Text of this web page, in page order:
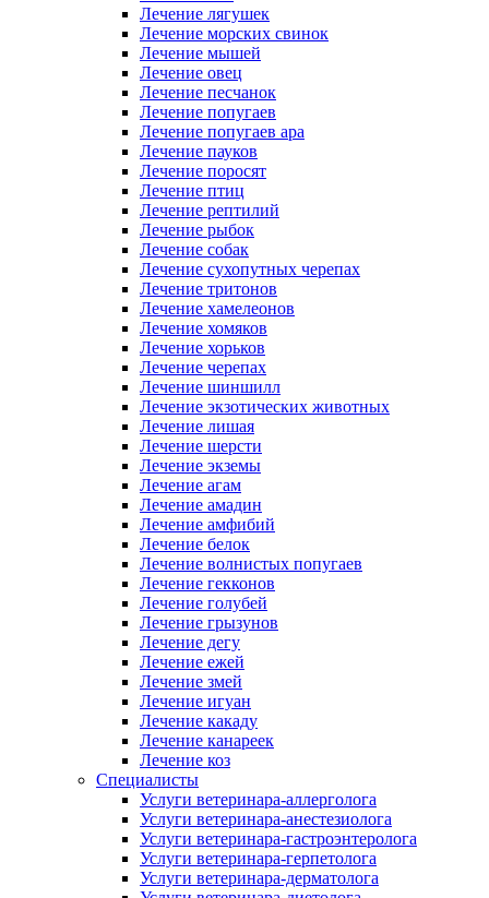
Лечение лягушек
Лечение морских свинок
Лечение мышей
Лечение овец
Лечение песчанок
Лечение попугаев
Лечение попугаев ара
Лечение пауков
Лечение поросят
Лечение птиц
Лечение рептилий
Лечение рыбок
Лечение собак
Лечение сухопутных черепах
Лечение тритонов
Лечение хамелеонов
Лечение хомяков
Лечение хорьков
Лечение черепах
Лечение шиншилл
Лечение экзотических животных
Лечение лишая
Лечение шерсти
Лечение экземы
Лечение агам
Лечение амадин
Лечение амфибий
Лечение белок
Лечение волнистых попугаев
Лечение гекконов
Лечение голубей
Лечение грызунов
Лечение дегу
Лечение ежей
Лечение змей
Лечение игуан
Лечение какаду
Лечение канареек
Лечение коз
Специалисты
Услуги ветеринара-аллерголога
Услуги ветеринара-анестезиолога
Услуги ветеринара-гастроэнтеролога
Услуги ветеринара-герпетолога
Услуги ветеринара-дерматолога